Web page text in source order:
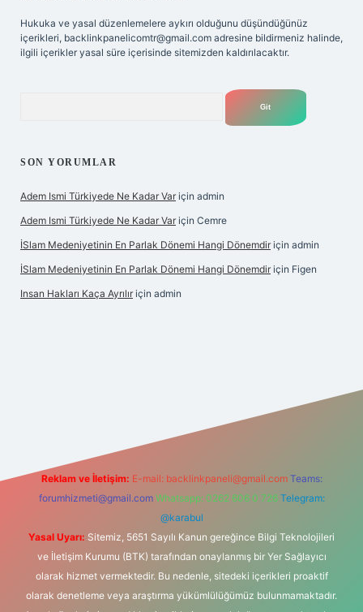
Hukuka ve yasal düzenlemelere aykırı olduğunu düşündüğünüz
içerikleri, backlinkpanelicomtr@gmail.com adresine bildirmeniz halinde,
ilgili içerikler yasal süre içerisinde sitemizden kaldırılacaktır.
SON YORUMLAR
Adem Ismi Türkiyede Ne Kadar Var için admin
Adem Ismi Türkiyede Ne Kadar Var için Cemre
İSlam Medeniyetinin En Parlak Dönemi Hangi Dönemdir için admin
İSlam Medeniyetinin En Parlak Dönemi Hangi Dönemdir için Figen
Insan Hakları Kaça Ayrılır için admin
Reklam ve İletişim: E-mail: backlinkpaneli@gmail.com Teams:
forumhizmeti@gmail.com Whatsapp: 0262 606 0 726 Telegram:
@karabul
Yasal Uyarı: Sitemiz, 5651 Sayılı Kanun gereğince Bilgi Teknolojileri
ve İletişim Kurumu (BTK) tarafından onaylanmış bir Yer Sağlayıcı
olarak hizmet vermektedir. Bu nedenle, sitedeki içerikleri proaktif
olarak denetleme veya araştırma yükümlülüğümüz bulunmamaktadır.